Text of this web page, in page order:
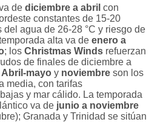
de diciembre a abril con
constantes de 15-20
del agua de 26-28 °C y riesgo de
alta va de enero a
; los Christmas Winds refuerzan
de finales de diciembre a
Abril-mayo y noviembre son los
media, con tarifas
y mar cálido. La temporada
va de junio a noviembre
Granada y Trinidad se sitúan